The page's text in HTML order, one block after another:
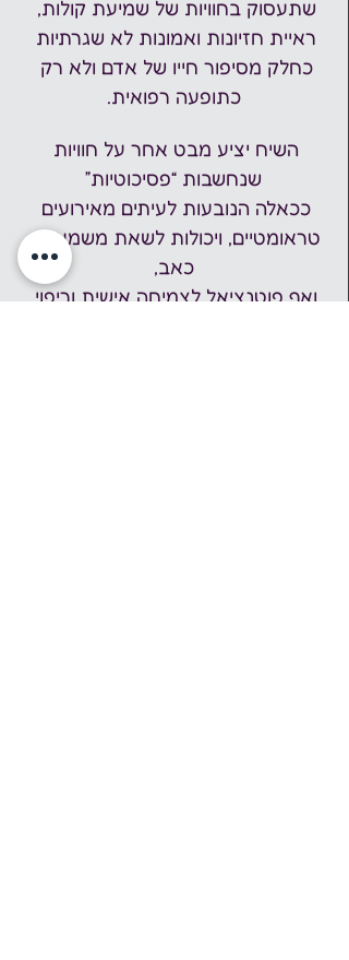
שתעסוק בחוויות של שמיעת קולות,
ראיית חזיונות ואמונות לא שגרתיות
כחלק מסיפור חייו של אדם ולא רק
כתופעה רפואית.
השיח יציע מבט אחר על חוויות
שנחשבות “פסיכוטיות”
ככאלה הנובעות לעיתים מאירועים
טראומטיים, ויכולות לשאת משמעות,
כאב,
ואף פוטנציאל לצמיחה אישית וריפוי.